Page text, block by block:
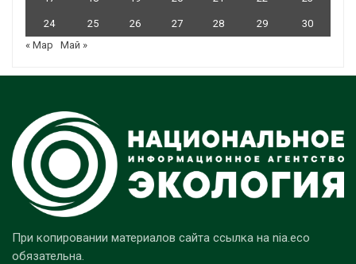
24 25 26 27 28 29
30
« Мар
Май »
При копировании материалов сайта ссылка на nia.eco
обязательна.